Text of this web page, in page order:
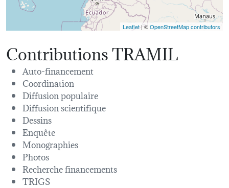
Leaflet | ©OpenStreetMap contributors
Contributions TRAMIL
Auto-financement
Coordination
Diffusion populaire
Diffusion scientifique
Dessins
Enquête
Monographies
Photos
Recherche financements
TRIGS